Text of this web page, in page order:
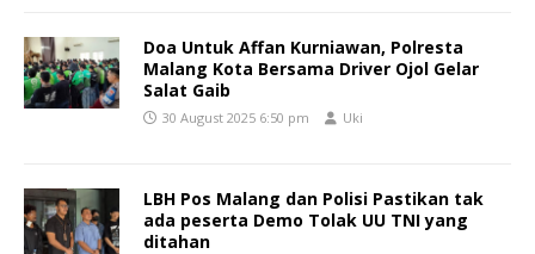
Doa Untuk Affan Kurniawan, Polresta
Malang Kota Bersama Driver Ojol Gelar
Salat Gaib
30 August 2025 6:50 pm Uki
LBH Pos Malang dan Polisi Pastikan tak
ada peserta Demo Tolak UU TNI yang
ditahan